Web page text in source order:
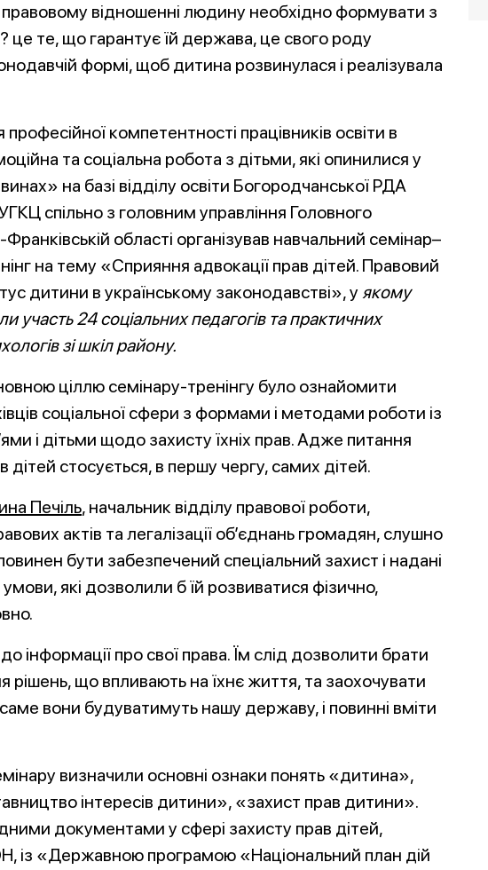
правовому відношенні людину необхідно формувати з
це те, що гарантує їй держава, це свого роду
формі, щоб дитина розвинулася і реалізувала
компетентності працівників освіти в
та соціальна робота з дітьми, які опинилися у
на базі відділу освіти Богородчанської РДА
спільно з головним управління Головного
Франківській області організував навчальний семінар–
на тему «Сприяння адвокації прав дітей. Правовий
дитини в українському законодавстві», у якому
участь 24 соціальних педагогів тапрактичних
зі шкіл району.
ціллю семінару-тренінгу було ознайомити
соціальної сфери з формами і методами роботи із
і дітьми щодо захисту їхніх прав. Адже питання
дітей стосується, в першу чергу, самих дітей.
Печіль, начальник відділу правової роботи,
актів та легалізації об’єднань громадян, слушно
бути забезпечений спеціальний захист і надані
які дозволили б їй розвиватися фізично,
інформації про свої права. Їм слід дозволити брати
рішень, що впливають на їхнє життя, та заохочувати
вони будуватимуть нашу державу, і повинні вміти
визначили основні ознаки понять «дитина»,
інтересів дитини», «захист прав дитини».
документами у сфері захисту прав дітей,
із «Державною програмою «Національний план дій